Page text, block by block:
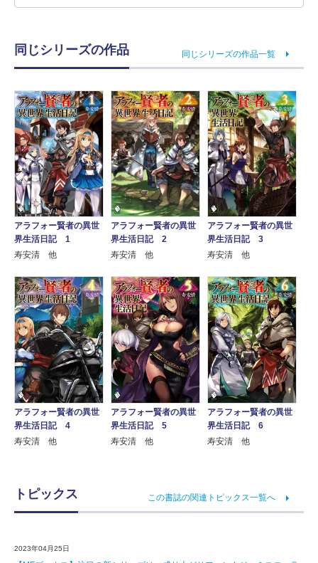
同じシリーズの作品 同じシリーズの作品一覧
アラフォー賢者の異世
界生活日記 1
寿安清 他
アラフォー賢者の異世
界生活日記 2
寿安清 他
アラフォー賢者の異世
界生活日記 3
寿安清 他
アラフォー賢者の異世
界生活日記 4
寿安清 他
アラフォー賢者の異世
界生活日記 5
寿安清 他
アラフォー賢者の異世
界生活日記 6
寿安清 他
トピックス この書誌の関連トピックス一覧へ
2023年04月25日